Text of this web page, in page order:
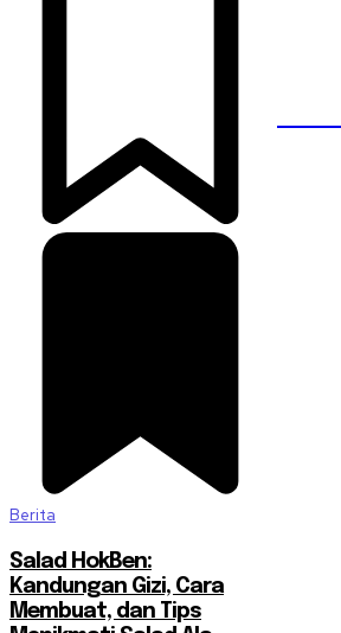
Berita
Salad HokBen:
Kandungan Gizi, Cara
Membuat, dan Tips